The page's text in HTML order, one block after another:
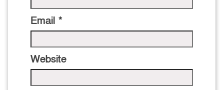
Email *
Website